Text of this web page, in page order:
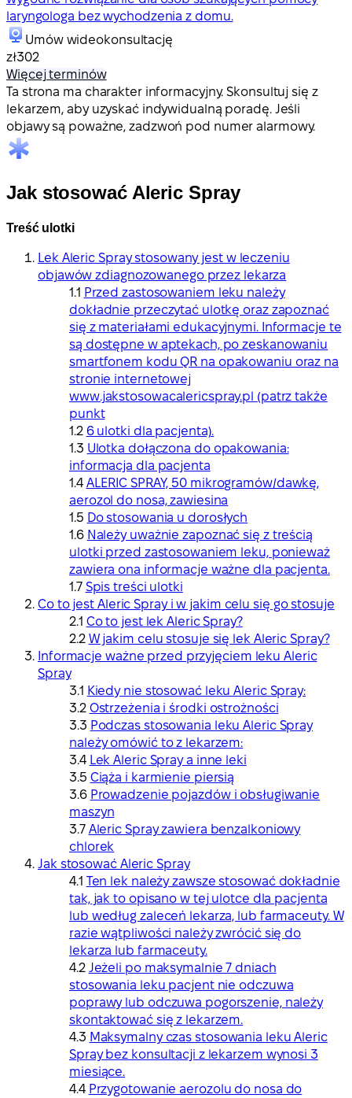
laryngologa bez wychodzenia z domu.
Umów wideokonsultację
zł302
Więcej terminów
Ta strona ma charakter informacyjny. Skonsultuj się z
lekarzem, aby uzyskać indywidualną poradę. Jeśli
objawy są poważne, zadzwoń pod numer alarmowy.
Jak stosować Aleric Spray
Treść ulotki
Lek Aleric Spray stosowany jest w leczeniu
objawów zdiagnozowanego przez lekarza
Przed zastosowaniem leku należy
dokładnie przeczytać ulotkę oraz zapoznać
się z materiałami edukacyjnymi. Informacje te
są dostępne w aptekach, po zeskanowaniu
smartfonem kodu QR na opakowaniu oraz na
stronie internetowej
www.jakstosowacalericspray.pl (patrz także
punkt
6 ulotki dla pacjenta).
Ulotka dołączona do opakowania:
informacja dla pacjenta
ALERIC SPRAY, 50 mikrogramów/dawkę,
aerozol do nosa, zawiesina
Do stosowania u dorosłych
Należy uważnie zapoznać się z treścią
ulotki przed zastosowaniem leku, ponieważ
zawiera ona informacje ważne dla pacjenta.
Spis treści ulotki
Co to jest Aleric Spray i w jakim celu się go stosuje
Co to jest lek Aleric Spray?
W jakim celu stosuje się lek Aleric Spray?
Informacje ważne przed przyjęciem leku Aleric
Spray
Kiedy nie stosować leku Aleric Spray:
Ostrzeżenia i środki ostrożności
Podczas stosowania leku Aleric Spray
należy omówić to z lekarzem:
Lek Aleric Spray a inne leki
Ciąża i karmienie piersią
Prowadzenie pojazdów i obsługiwanie
maszyn
Aleric Spray zawiera benzalkoniowy
chlorek
Jak stosować Aleric Spray
Ten lek należy zawsze stosować dokładnie
tak, jak to opisano w tej ulotce dla pacjenta
lub według zaleceń lekarza, lub farmaceuty. W
razie wątpliwości należy zwrócić się do
lekarza lub farmaceuty.
Jeżeli po maksymalnie 7 dniach
stosowania leku pacjent nie odczuwa
poprawy lub odczuwa pogorszenie, należy
skontaktować się z lekarzem.
Maksymalny czas stosowania leku Aleric
Spray bez konsultacji z lekarzem wynosi 3
miesiące.
Przygotowanie aerozolu do nosa do